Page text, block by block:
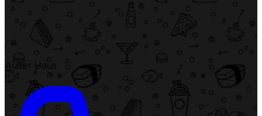
Außer Haus